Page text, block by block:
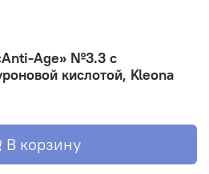
Age» №3.3 с
кислотой, Kleona
В корзину